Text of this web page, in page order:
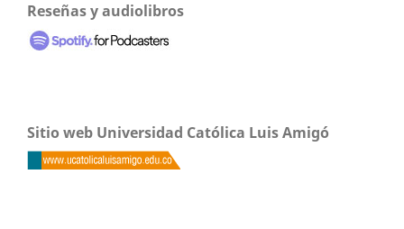
Reseñas y audiolibros
Sitio web Universidad Católica Luis Amigó